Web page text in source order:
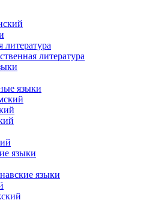
литература
литература
языки
языки
языки